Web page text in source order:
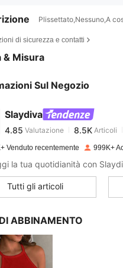
Plissettato,Nessuno,A
di sicurezza e contatti
& Misura
Sul Negozio
Slaydiva
4.85 8.5K
4.85 Valutazione 8.5KArticoli
p***opagato1 giorno fa
4.85
Venduto recentemente 999K+
Tutti gli articoli
ABBINAMENTO